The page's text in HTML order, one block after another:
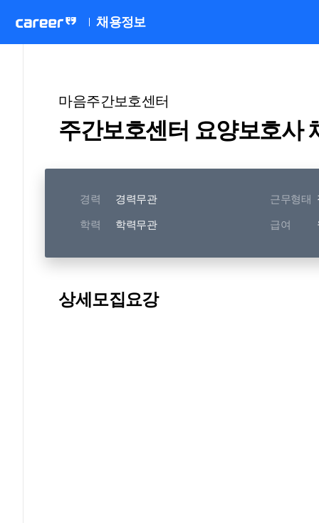
채용정보
마음주간보호센터
주간보호센터 요양보호사
경력 경력무관 근무형태
학력 학력무관 급여
상세모집요강